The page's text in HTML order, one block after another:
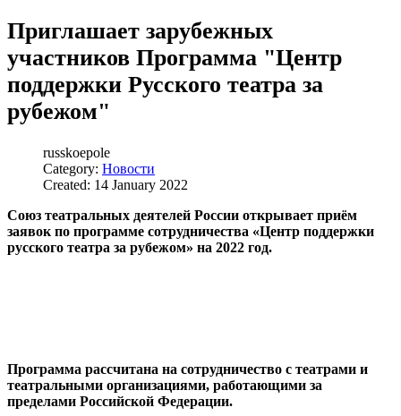
Приглашает зарубежных
участников Программа "Центр
поддержки Русского театра за
рубежом"
russkoepole
Category: Новости
Created: 14 January 2022
Союз театральных деятелей России открывает приём
заявок по программе сотрудничества «Центр поддержки
русского театра за рубежом» на 2022 год.
Программа рассчитана на сотрудничество с театрами и
театральными организациями, работающими за
пределами Российской Федерации.